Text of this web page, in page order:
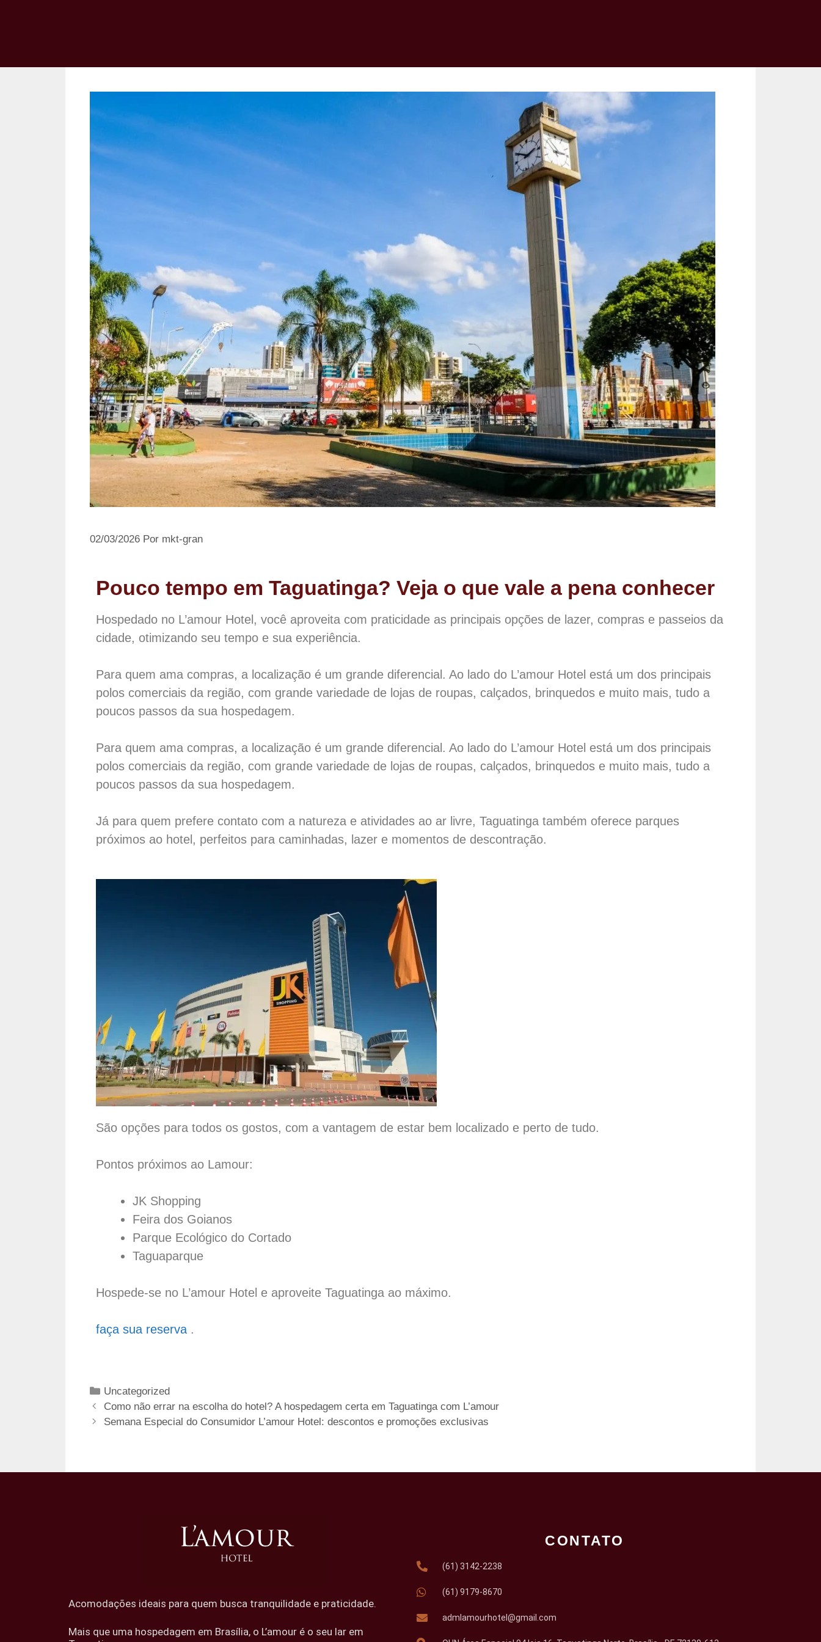
02/03/2026 Por mkt-gran
Pouco tempo em Taguatinga? Veja o que vale a pena conhecer
Hospedado no L’amour Hotel, você aproveita com praticidade as principais opções de lazer, compras e passeios da
cidade, otimizando seu tempo e sua experiência.
Para quem ama compras, a localização é um grande diferencial. Ao lado do L’amour Hotel está um dos principais
polos comerciais da região, com grande variedade de lojas de roupas, calçados, brinquedos e muito mais, tudo a
poucos passos da sua hospedagem.
Para quem ama compras, a localização é um grande diferencial. Ao lado do L’amour Hotel está um dos principais
polos comerciais da região, com grande variedade de lojas de roupas, calçados, brinquedos e muito mais, tudo a
poucos passos da sua hospedagem.
Já para quem prefere contato com a natureza e atividades ao ar livre, Taguatinga também oferece parques
próximos ao hotel, perfeitos para caminhadas, lazer e momentos de descontração.
São opções para todos os gostos, com a vantagem de estar bem localizado e perto de tudo.
Pontos próximos ao Lamour:
JK Shopping
Feira dos Goianos
Parque Ecológico do Cortado
Taguaparque
Hospede-se no L’amour Hotel e aproveite Taguatinga ao máximo.
faça sua reserva .
Uncategorized
Como não errar na escolha do hotel? A hospedagem certa em Taguatinga com L’amour
Semana Especial do Consumidor L’amour Hotel: descontos e promoções exclusivas
Acomodações ideais para quem busca tranquilidade e praticidade.
Mais que uma hospedagem em Brasília, o L’amour é o seu lar em
CONTATO
(61) 3142-2238
(61) 9179-8670
admlamourhotel@gmail.com